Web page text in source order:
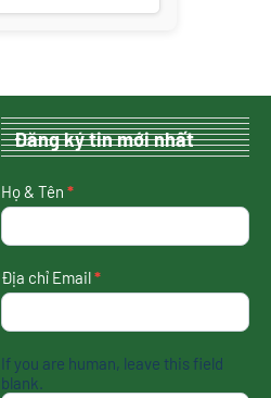
Đăng ký tin mới nhất
nhận
tin
nhất
Họ & Tên*
Địa chỉ Email*
If you are human, leave this field
blank.